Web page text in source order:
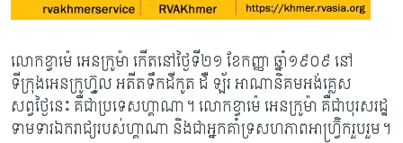
លោកខ្វាម៉េ អេនក្រូម៉ា កើតនៅថ្ងៃទី២១ ខែកញ្ញា ឆ្នាំ១៩០៩ នៅ
ទីក្រុងអេនក្រូហ្វ៊ូល អតីតទឹក​ដី​កូត ដឺ ឡ័រ អាណានិគមអង់គ្លេស
សព្វថ្ងៃនេះ គឺជាប្រទេសហ្គាណា។ លោកខ្វាម៉េ អេនក្រូម៉ា គឺ​ជាបុរសរដ្ឋ
ទាមទារឯករាជ្យ​របស់ហ្គាណា និងជាអ្នកគាំទ្រសហភាពអាហ្វ្រ៊ិករួបរួម។